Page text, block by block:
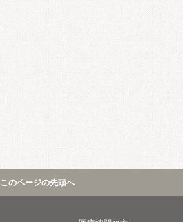
このページの先頭へ